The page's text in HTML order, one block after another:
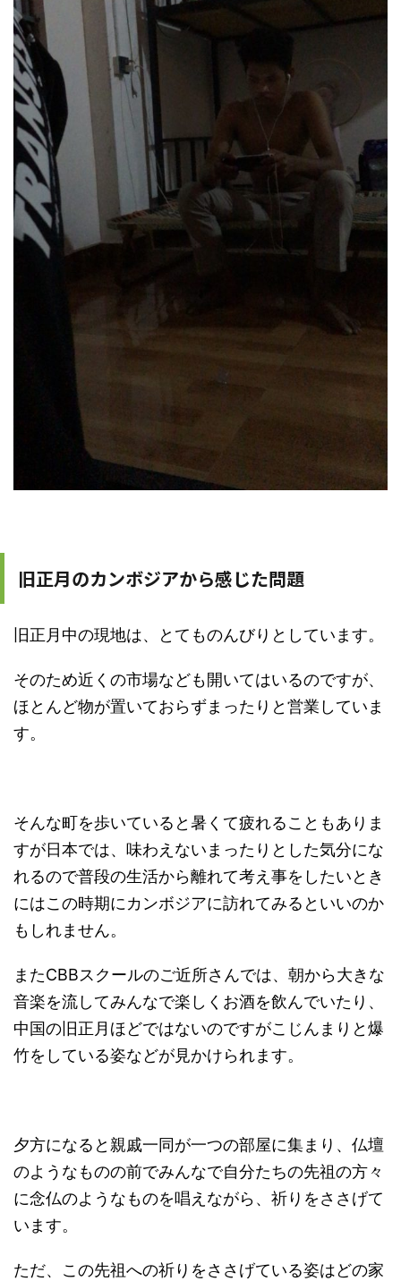
旧正月のカンボジアから感じた問題
旧正月中の現地は、とてものんびりとしています。
そのため近くの市場なども開いてはいるのですが、
ほとんど物が置いておらずまったりと営業していま
す。
そんな町を歩いていると暑くて疲れることもありま
すが日本では、味わえないまったりとした気分にな
れるので普段の生活から離れて考え事をしたいとき
にはこの時期にカンボジアに訪れてみるといいのか
もしれません。
またCBBスクールのご近所さんでは、朝から大きな
音楽を流してみんなで楽しくお酒を飲んでいたり、
中国の旧正月ほどではないのですがこじんまりと爆
竹をしている姿などが見かけられます。
夕方になると親戚一同が一つの部屋に集まり、仏壇
のようなものの前でみんなで自分たちの先祖の方々
に念仏のようなものを唱えながら、祈りをささげて
います。
ただ、この先祖への祈りをささげている姿はどの家